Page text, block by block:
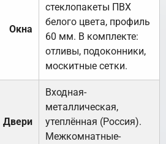
Окна
стеклопакеты ПВХ
белого цвета, профиль
60 мм. В комплекте:
отливы, подоконники,
москитные сетки.
Двери
Входная-
металлическая,
утеплённая (Россия).
Межкомнатные-